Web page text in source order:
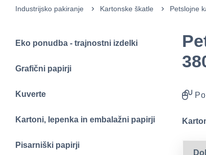
Industrijsko pakiranje Kartonske škatle Petslojne
Eko ponudba - trajnostni izdelki
Grafični papirji
Kuverte
Kartoni, lepenka in embalažni papirji
Pisarniški papirji